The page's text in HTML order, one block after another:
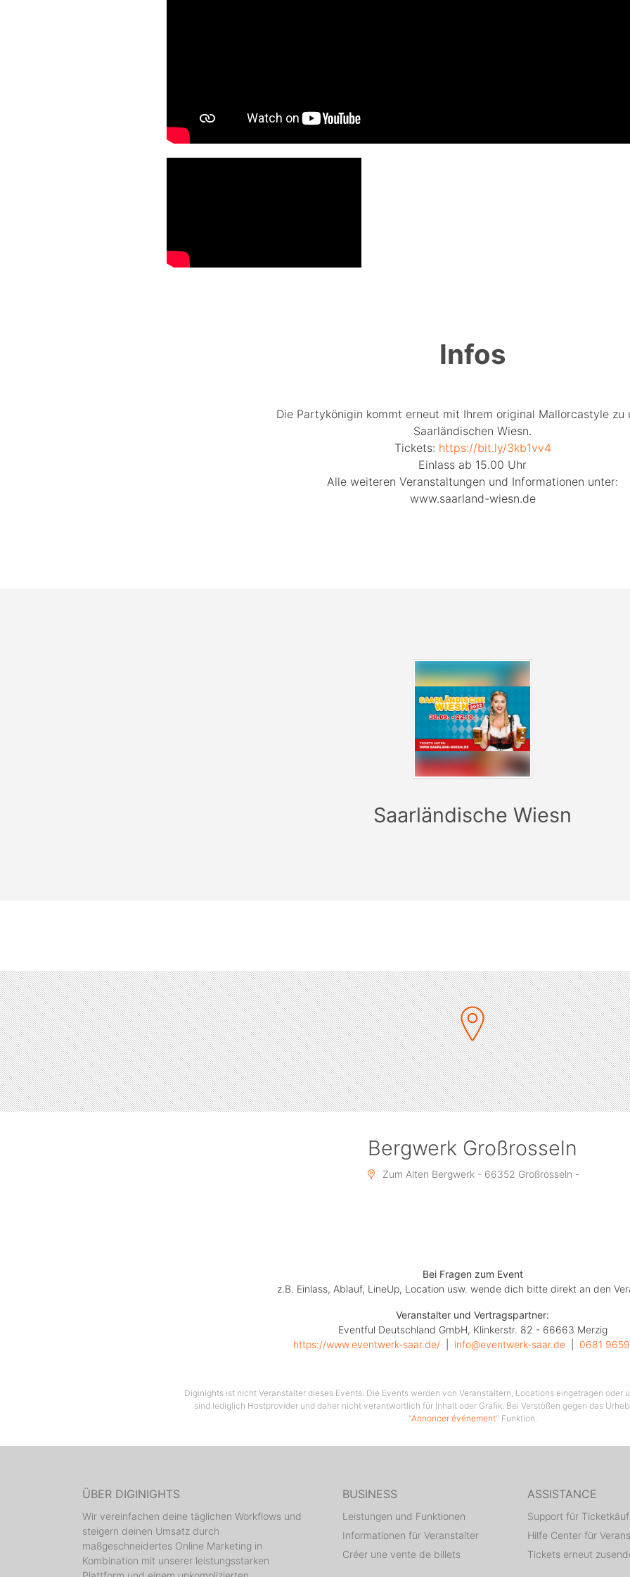
Infos
Die Partykönigin kommt erneut mit Ihrem original Mallorcastyle zu
Saarländischen Wiesn.
Tickets: https://bit.ly/3kb1vv4
Einlass ab 15.00 Uhr
Alle weiteren Veranstaltungen und Informationen unter:
www.saarland-wiesn.de
Saarländische Wiesn
Bergwerk Großrosseln
Zum Alten Bergwerk - 66352 Großrosseln -
Bei Fragen zum Event
z.B. Einlass, Ablauf, LineUp, Location usw. wende dich bitte direkt an den
Veranstalter und Vertragspartner:
Eventful Deutschland GmbH, Klinkerstr. 82 - 66663 Merzig
https://www.eventwerk-saar.de/
  |
info@eventwerk-saar.de
  |
0681
Diginights ist nicht Veranstalter dieses Events. Die Events werden von Veranstaltern, Locations eingetragen oder
sind lediglich Hostprovider und daher nicht verantwortlich für Inhalt oder Grafik. Bei Verstößen gegen das
"Annoncer événement" Funktion.
ÜBER DIGINIGHTS
Wir vereinfachen deine täglichen Workflows und
steigern deinen Umsatz durch
maßgeschneidertes Online Marketing in
Kombination mit unserer leistungsstarken
BUSINESS
Leistungen und Funktionen
Informationen für Veranstalter
Créer une vente de billets
ASSISTANCE
Support für
Hilfe Center für
Tickets erneut